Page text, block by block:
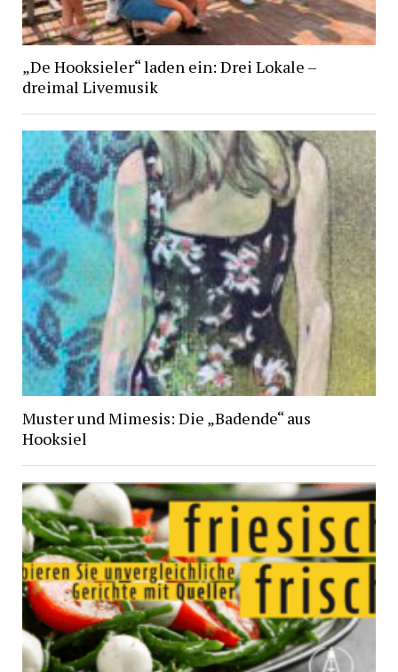
„De Hooksieler“ laden ein: Drei Lokale –
dreimal Livemusik
Muster und Mimesis: Die „Badende“ aus
Hooksiel